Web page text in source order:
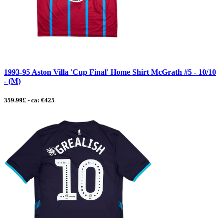
1993-95 Aston Villa 'Cup Final' Home Shirt McGrath #5 - 10/10
- (M)
359.99£ - ca: €425